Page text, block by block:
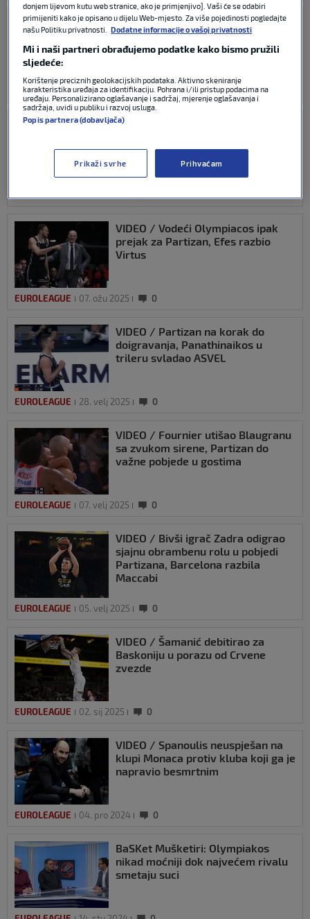
Euroligaški spektakl uz SK: Sve je
spremno za Final Four u Abu
Dhabiju!
EUROLEAGUE 23. svi 2025 0
VIDEO / Real doživio hladan tuš na
teško poraženi u Grčkoj
VIDEO / Vodeći Olympiacos ipak
prejak za Partizan, Efes razbio
Virtus
EUROLEAGUE 07. ožu 2025 0
VIDEO / Partizan na korak do
doigravanja, Panathinaikos u
trileru svladao ASVEL
EUROLEAGUE 28. velj 2025 0
VIDEO / Fournier utišao Blaugranu
sa zvukom sirene, Partizan do
važne pobjede u gostima
EUROLEAGUE 07. velj 2025 0
VIDEO / Bivši igrač Zadra odigrao
sjajnu obrambenu rolu u pobjedi
Partizana, Barcelona razbila
Maccabi
EUROLEAGUE 05. velj 2025 0
VIDEO / Šamanić debitirao za
Baskoniju u porazu od Crvene
zvezde
EUROLEAGUE 02. sij 2025 0
VIDEO / Spanoulis neuspješan na
klupi Monaca protiv kluba koji ga je
napravio besmrtnim
EUROLEAGUE 04. pro 2024 0
BaSKet Mušketiri: Olympiakos
nikad moćniji dok najvećem rivalu
smetaju suci
donjem lijevom kutu web stranice, ako je primjenjivo]. Vaši će se odabiri
primijeniti kako je opisano u dijelu Web-mjesto. Za više pojedinosti pogledajte
našu Politiku privatnosti.
Dodatne informacije o vašoj privatnosti
Mi i naši partneri obrađujemo podatke kako bismo pružili
sljedeće:
Korištenje preciznih geolokacijskih podataka. Aktivno skeniranje
karakteristika uređaja za identifikaciju. Pohrana i/ili pristup podacima na
uređaju. Personalizirano oglašavanje i sadržaj, mjerenje oglašavanja i
sadržaja, uvidi u publiku i razvoj usluga.
Popis partnera (dobavljača)
Prikaži svrhe Prihvaćam